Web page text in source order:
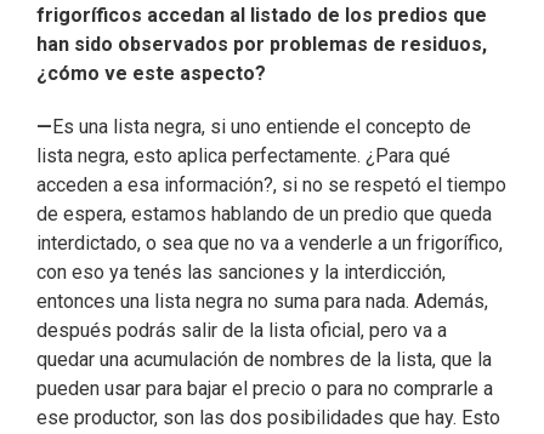
frigoríficos accedan al listado de los predios que
han sido observados por problemas de residuos,
¿cómo ve este aspecto?
— Es una lista negra, si uno entiende el concepto de
lista negra, esto aplica perfectamente. ¿Para qué
acceden a esa información?, si no se respetó el tiempo
de espera, estamos hablando de un predio que queda
interdictado, o sea que no va a venderle a un frigorífico,
con eso ya tenés las sanciones y la interdicción,
entonces una lista negra no suma para nada. Además,
después podrás salir de la lista oficial, pero va a
quedar una acumulación de nombres de la lista, que la
pueden usar para bajar el precio o para no comprarle a
ese productor, son las dos posibilidades que hay. Esto